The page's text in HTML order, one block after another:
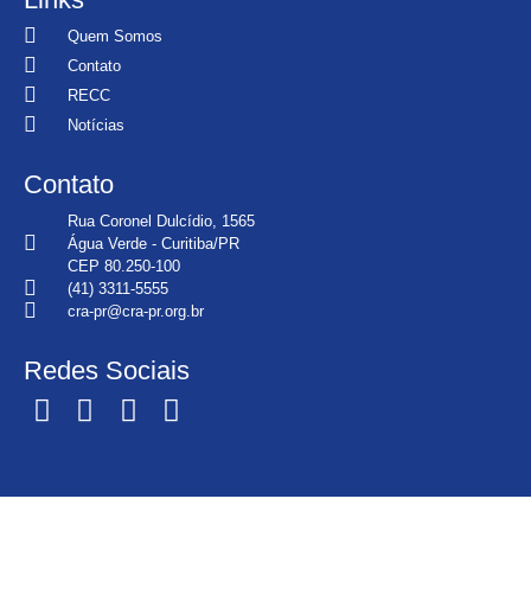
Quem Somos
Contato
RECC
Notícias
Contato
Rua Coronel Dulcídio, 1565
Água Verde - Curitiba/PR
CEP 80.250-100
(41) 3311-5555
cra-pr@cra-pr.org.br
Redes Sociais